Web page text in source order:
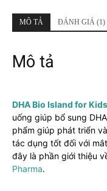
sung
DHA,
trợ
não,
hệ
thần
kinh,
thị
lực
MÔ TẢ ĐÁNH GIÁ (1)
Mô tả
DHA Bio Island for Kids
uống giúp bổ sung
phẩm giúp phát triển
tác dụng tốt đối với
đây là phần giới thiệu
Pharma.